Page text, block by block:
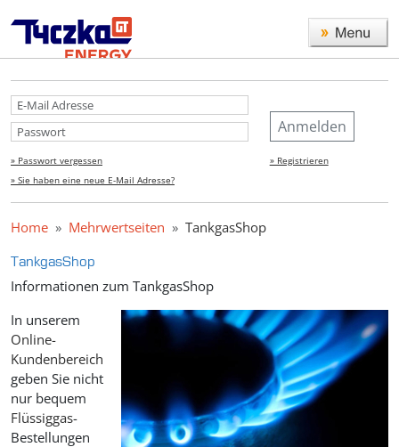
Anmelden
» Passwort vergessen
» Sie haben eine neue E-Mail Adresse?
» Registrieren
Home Mehrwertseiten
TankgasShop
TankgasShop
Informationen zum TankgasShop
In unserem
Online-
Kundenbereich
geben Sie nicht
nur bequem
Flüssiggas-
Bestellungen